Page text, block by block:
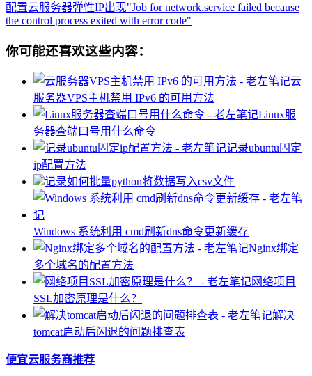
配置云服务器弹性IP出现"Job for network.service failed because
the control process exited with error code"
你可能还喜欢这些内容：
云
服务器VPS主机禁用 IPv6 的可用方法
Linux服
务器查端口号用什么命令
记录ubuntu固定
ip配置方法
记录如何批量python将数据写入csv文件
Windows 系统利用 cmd刷新dns命令更新缓存
Nginx绑定
多个域名的配置方法
网络项目
SSL加密原理是什么？
解决
tomcat启动后闪退的问题排查表
便宜云服务商推荐